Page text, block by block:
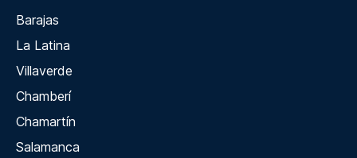
Barajas
La Latina
Villaverde
Chamberí
Chamartín
Salamanca